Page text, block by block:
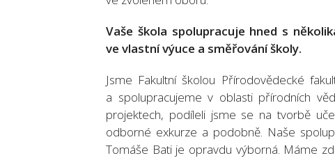
Vaše škola spolupracuje hned s
ve vlastní výuce a směřování školy.
Jsme Fakultní školou Přírodovědecké
a spolupracujeme v oblasti přírodních
projektech, podíleli jsme se na tvorbě
odborné exkurze a podobně. Naše
Tomáše Bati je opravdu výborná. Máme